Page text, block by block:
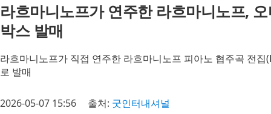
라흐마니노프가 연주한 라흐마니노프,
박스 발매
라흐마니노프가 직접 연주한 라흐마니노프 피아노 협주곡 전
로 발매
2026-05-07 15:56 출처: 굿인터내셔널